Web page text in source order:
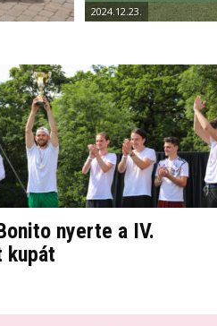
2024.12.23.
nyerte a IV.
kupát